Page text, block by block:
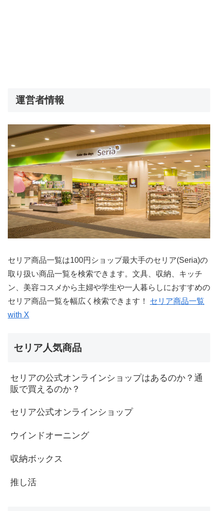
運営者情報
セリア商品一覧は100円ショップ最大手のセリア(Seria)の
取り扱い商品一覧を検索できます。文具、収納、キッチ
ン、美容コスメから主婦や学生や一人暮らしにおすすめの
セリア商品一覧を幅広く検索できます！ セリア商品一覧
with X
セリア人気商品
セリアの公式オンラインショップはあるのか？通
販で買えるのか？
セリア公式オンラインショップ
ウインドオーニング
収納ボックス
推し活